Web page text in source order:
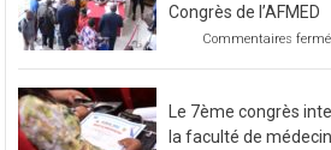
Congrès de l’AFMED
Commentaires
Le 7ème congrès
la faculté de